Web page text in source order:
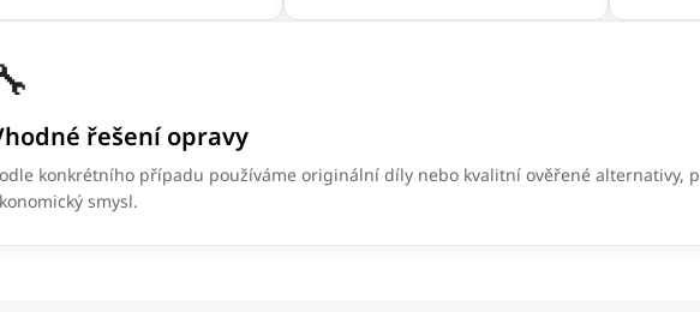
řešení opravy
konkrétního případu používáme originální díly nebo kvalitní ověřené alternativy,
smysl.